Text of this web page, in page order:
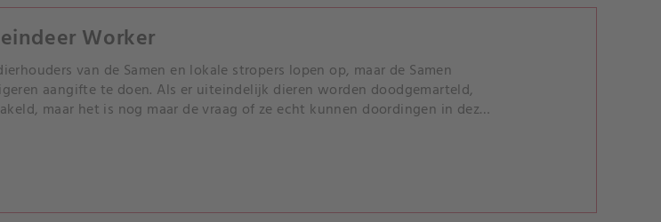
Worker
van de Samen en lokale stropers lopen op, maar de Samen
aangifte te doen. Als er uiteindelijk dieren worden doodgemarteld,
maar het is nog maar de vraag of ze echt kunnen doordingen in deze